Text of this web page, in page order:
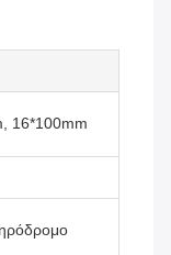
16*100mm